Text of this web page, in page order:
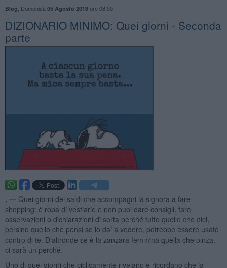
Blog Domenica 05 Agosto 2018ore 08:50
DIZIONARIO MINIMO: Quei giorni - Seconda
parte
. — Quei giorni dei saldi che accompagni la signora a fare
shopping: è roba di vestiario e non puoi dare consigli, fare
osservazioni o dichiarazioni di sorta perché tutto quello che dici,
persino quello che pensi se lo dai a vedere, potrebbe essere usato
contro di te. D’altronde se è la zanzara femmina quella che pinza,
ci sarà un perché.
Uno di quei giorni che ciclicamente rivelano e ricordano che la